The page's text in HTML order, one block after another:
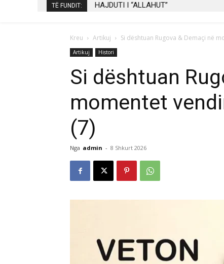
TË FUNDIT: HAJDUTI I “ALLAHUT”
Kreu Artikuj Si dështuan Rugova & Demaçi në
Artikuj Histori
Si dështuan
momentet
(7)
Nga admin - 8 Shkurt 2026